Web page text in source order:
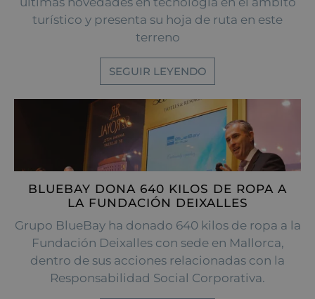
turístico y presenta su hoja de ruta en este
terreno
SEGUIR LEYENDO
BLUEBAY DONA 640 KILOS DE ROPA A
LA FUNDACIÓN DEIXALLES
Grupo BlueBay ha donado 640 kilos de ropa a la
Fundación Deixalles con sede en Mallorca,
dentro de sus acciones relacionadas con la
Responsabilidad Social Corporativa.